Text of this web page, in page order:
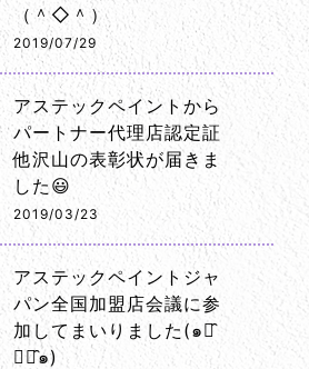
（＾◇＾）
2019/07/29
アステックペイントから
パートナー代理店認定証
他沢山の表彰状が届きま
した😃
2019/03/23
アステックペイントジャ
パン全国加盟店会議に参
加してまいりました(๑･̑
◡･̑๑)